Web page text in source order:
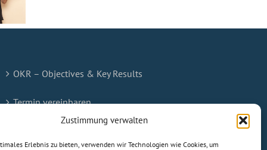
Zustimmung verwalten
Erlebnis zu bieten, verwenden wir Technologien wie Cookies, um
OKR – Objectives & Key Results
Termin vereinbaren